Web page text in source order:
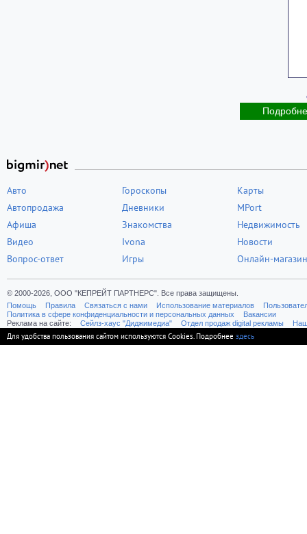
Авто
Автопродажа
Афиша
Видео
Вопрос-ответ
Гороскопы
Дневники
Знакомства
Ivona
Игры
Карты
MPort
Недвижимость
Новости
Онлайн-магазин
© 2000-2026, ООО "КЕПРЕЙТ ПАРТНЕРС". Все права защищены.
Помощь
Правила Связаться с нами Использование материалов
Политика в сфере конфиденциальности и персональных данных
Вакансии
Реклама на сайте:
Cейлз-хаус "Диджимедиа" Отдел продаж digital рекламы
Для удобства пользования сайтом используются Cookies. Подробнее здесь